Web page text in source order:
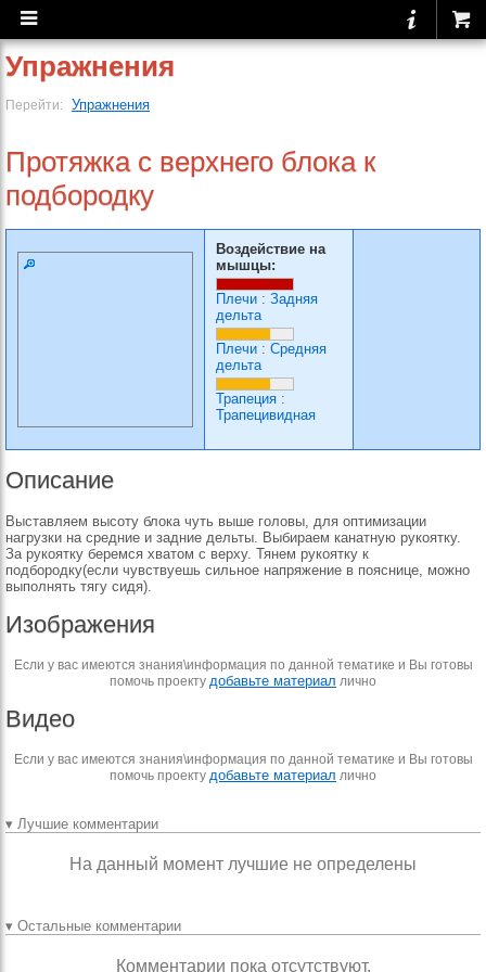
Упражнения
Перейти: Упражнения
Протяжка с верхнего блока к
подбородку
Воздействие на
мышцы:
Плечи : Задняя
дельта
Плечи : Средняя
дельта
Трапеция :
Трапецивидная
Описание
Выставляем высоту блока чуть выше головы, для оптимизации
нагрузки на средние и задние дельты. Выбираем канатную рукоятку.
За рукоятку беремся хватом с верху. Тянем рукоятку к
подбородку(если чувствуешь сильное напряжение в пояснице, можно
выполнять тягу сидя).
Изображения
Если у вас имеются знания\информация по данной тематике и Вы готовы
помочь проекту добавьте материал лично
Видео
Если у вас имеются знания\информация по данной тематике и Вы готовы
помочь проекту добавьте материал лично
▾ Лучшие комментарии
На данный момент лучшие не определены
▾ Остальные комментарии
Комментарии пока отсутствуют.